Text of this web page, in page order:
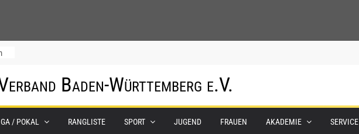
Baden-Württemberg e.V.
/ POKAL RANGLISTE SPORT JUGEND FRAUEN AKADEMIE SERVICE